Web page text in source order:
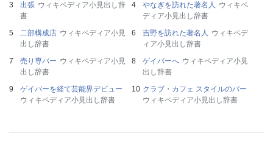
出張 ウィキペディア小見出し辞
書
やなぎを訪れた著名人 ウィキペ
ディア小見出し辞書
二部構成店 ウィキペディア小見
出し辞書
吉野を訪れた著名人 ウィキペデ
ィア小見出し辞書
売り専バー ウィキペディア小見
出し辞書
ゲイバーへ ウィキペディア小見
出し辞書
ゲイバーを経て芸能界デビュー
ウィキペディア小見出し辞書
クラブ・カフェ スタイルのバー
ウィキペディア小見出し辞書